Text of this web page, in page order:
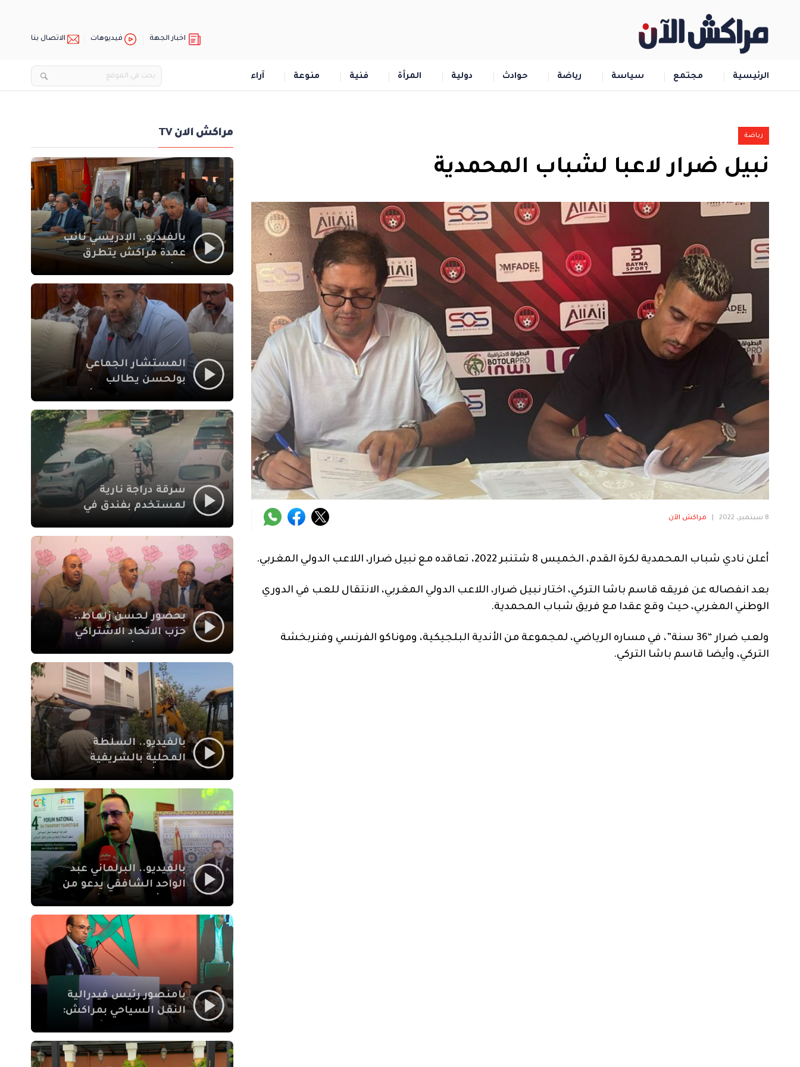
اخبار الجهة فيديوهات الاتصال بنا
الرئيسية مجتمع سياسة رياضة حوادث دولية المرأة فنية منوعة آراء
رياضة
نبيل ضرار لاعبا لشباب المحمدية
8 سبتمبر، 2022 مراكش الآن
أعلن نادي شباب المحمدية لكرة القدم، الخميس 8 شتنبر 2022، تعاقده مع نبيل ضرار، اللاعب الدولي المغربي.
بعد انفصاله عن فريقه قاسم باشا التركي، اختار نبيل ضرار، اللاعب الدولي المغربي، الانتقال للعب في الدوري
الوطني المغربي، حيث وقع عقدا مع فريق شباب المحمدية.
ولعب ضرار “36 سنة”، في مساره الرياضي، لمجموعة من الأندية البلجيكية، وموناكو الفرنسي وفنربخشة
التركي، وأيضا قاسم باشا التركي.
مراكش الان TV
بالفيديو.. الإدريسي نائب
عمدة مراكش يتطرق
الاجتماعي في نقل
المحطة الطرقية إلى
العزوزية
المستشار الجماعي
بولحسن يطالب
أشغال شارع علال
الفاسي بمراكش
سرقة دراجة نارية
لمستخدم بفندق في
بمراكش
بحضور لحسن زلماط..
حزب الاتحاد الاشتراكي
مقراً بمقاطعة سيدي
يوسف بن علي مراكش
بالفيديو.. السلطة
المحلية بالشريفية
بنايات غير قانونية بإقامة
الإيمان
بالفيديو.. البرلماني عبد
الواحد الشافقي يدعو من
النقل السياحي لمواكبة
بامنصور رئيس فيدرالية
النقل السياحي بمراكش:
والاصلاح التشريعي
ركيزتان أساسيتان لكسب